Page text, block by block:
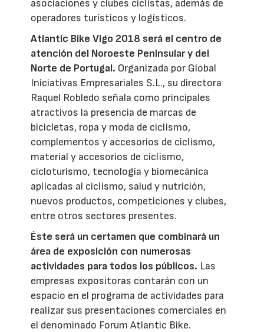
asociaciones y clubes ciclistas, además de
operadores turísticos y logísticos.
Atlantic Bike Vigo 2018 será el centro de
atención del Noroeste Peninsular y del
Norte de Portugal. Organizada por Global
Iniciativas Empresariales S.L., su directora
Raquel Robledo señala como principales
atractivos la presencia de marcas de
bicicletas, ropa y moda de ciclismo,
complementos y accesorios de ciclismo,
material y accesorios de ciclismo,
cicloturismo, tecnología y biomecánica
aplicadas al ciclismo, salud y nutrición,
nuevos productos, competiciones y clubes,
entre otros sectores presentes.
Éste será un certamen que combinará un
área de exposición con numerosas
actividades para todos los públicos. Las
empresas expositoras contarán con un
espacio en el programa de actividades para
realizar sus presentaciones comerciales en
el denominado Forum Atlantic Bike.